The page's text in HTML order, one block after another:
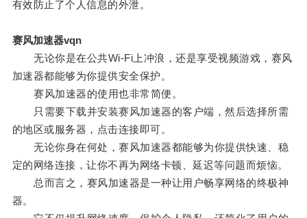
有效防止了个人信息的外泄。
赛风加速器vqn
无论你是在公共Wi-Fi上冲浪，还是享受视频游戏，赛风
加速器都能够为你提供安全保护。
赛风加速器的使用也非常简便。
只需要下载并安装赛风加速器的客户端，然后选择所需
的地区或服务器，点击连接即可。
无论你身在何处，赛风加速器都能够为你提供快速、稳
定的网络连接，让你不再为网络卡顿、延迟等问题而烦恼。
总而言之，赛风加速器是一种让用户畅享网络的终极神
器。